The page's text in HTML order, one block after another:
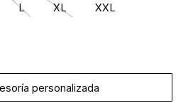
L XL XXL
personalizada